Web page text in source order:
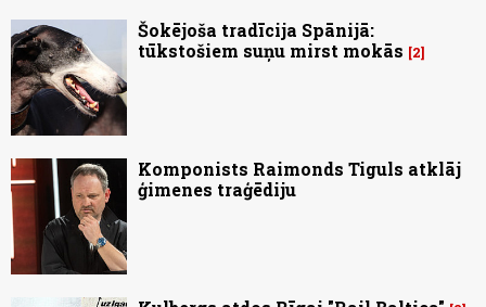
Šokējoša tradīcija Spānijā:
tūkstošiem suņu mirst mokās
2
Komponists Raimonds Tiguls atklāj
ģimenes traģēdiju